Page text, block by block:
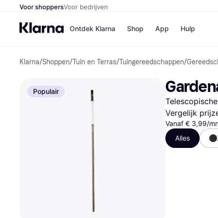
Voor shoppersVoor bedrijven
Ontdek Klarna Shop
Winkels
Bol
H&M
App Hulp
Klarna/Shoppen/Tuin en Terras/Tuingereedschappen/
Populair
Vergelijk
Vanaf € 3,99/
Alles